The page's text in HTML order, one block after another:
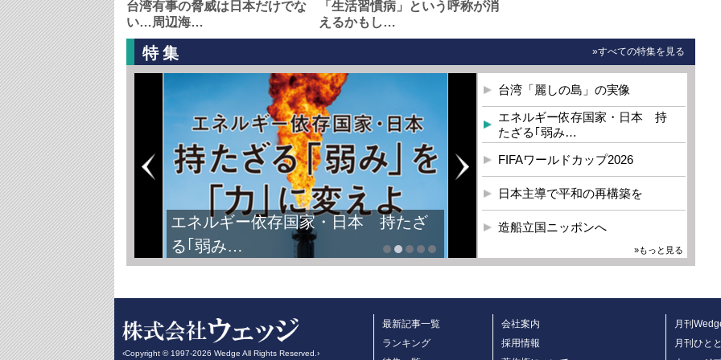
台湾有事の脅威は日本だけでな
い…周辺海…
「生活習慣病」という呼称が消
えるかもし…
特集 »すべての特集を見る
エネルギー依存国家・日本 持たざ
る｢弱み…
台湾「麗しの島」の実像
エネルギー依存国家・日本 持
たざる｢弱み…
FIFAワールドカップ2026
日本主導で平和の再構築を
造船立国ニッポンへ
»もっと見る
‹Copyright © 1997-2026 Wedge All Rights Reserved.›
最新記事一覧
ランキング
会社案内
採用情報
月刊
月刊ひと